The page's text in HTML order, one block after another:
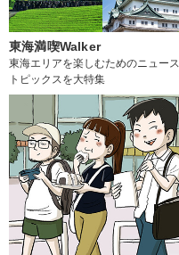
東海満喫Walker
東海エリアを楽しむためのニュー
トピックスを大特集